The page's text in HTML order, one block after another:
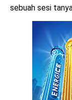
sebuah sesi